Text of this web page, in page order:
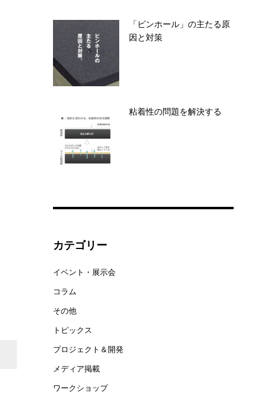
「ピンホール」の主たる原
因と対策
粘着性の問題を解決する
カテゴリー
イベント・展示会
コラム
その他
トピックス
プロジェクト＆開発
メディア掲載
ワークショップ